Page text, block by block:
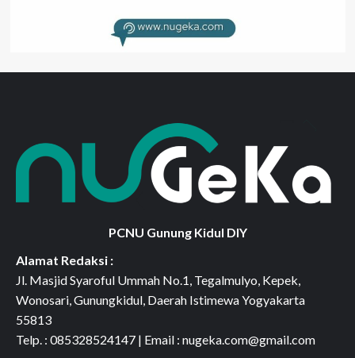
PCNU Gunung Kidul DIY
Alamat Redaksi :
Jl. Masjid Syaroful Ummah No.1, Tegalmulyo, Kepek,
Wonosari, Gunungkidul, Daerah Istimewa Yogyakarta
55813
Telp. : 085328524147 | Email : nugeka.com@gmail.com